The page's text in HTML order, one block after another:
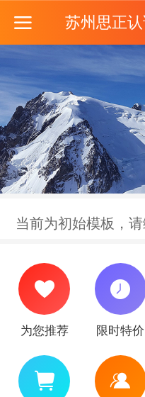
苏州思正
当前为初始模板，
为您推荐 限时特价